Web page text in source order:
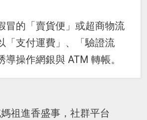
冒的「賣貨便」或超商物流
「支付運費」、「驗證流
導操作網銀與 ATM 轉帳。
祖進香盛事，社群平台